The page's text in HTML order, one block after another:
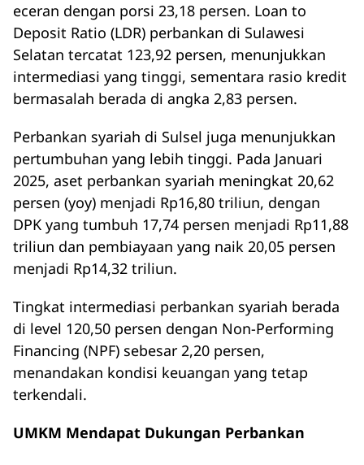
eceran dengan porsi 23,18 persen. Loan to
Deposit Ratio (LDR) perbankan di Sulawesi
Selatan tercatat 123,92 persen, menunjukkan
intermediasi yang tinggi, sementara rasio kredit
bermasalah berada di angka 2,83 persen.
Perbankan syariah di Sulsel juga menunjukkan
pertumbuhan yang lebih tinggi. Pada Januari
2025, aset perbankan syariah meningkat 20,62
persen (yoy) menjadi Rp16,80 triliun, dengan
DPK yang tumbuh 17,74 persen menjadi Rp11,88
triliun dan pembiayaan yang naik 20,05 persen
menjadi Rp14,32 triliun.
Tingkat intermediasi perbankan syariah berada
di level 120,50 persen dengan Non-Performing
Financing (NPF) sebesar 2,20 persen,
menandakan kondisi keuangan yang tetap
terkendali.
UMKM Mendapat Dukungan Perbankan